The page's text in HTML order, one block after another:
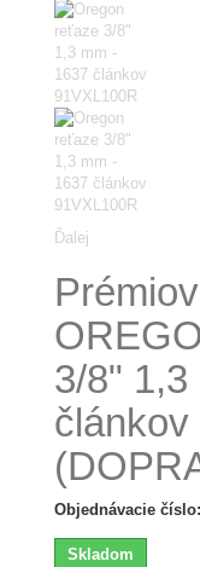
Ďalej
3/8" 1,3
článkov
Objednávacie číslo:
Skladom